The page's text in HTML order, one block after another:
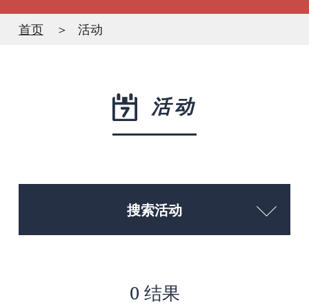
首页 活动
活动
搜索活动
0 结果